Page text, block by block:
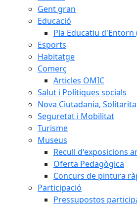
Gent gran
Educació
Pla Educatiu d'Entorn
Esports
Habitatge
Comerç
Articles OMIC
Salut i Polítiques socials
Nova Ciutadania,
Seguretat i Mobilitat
Turisme
Museus
Recull d'exposicions
Oferta Pedagògica
Concurs de pintura
Participació
Pressupostos